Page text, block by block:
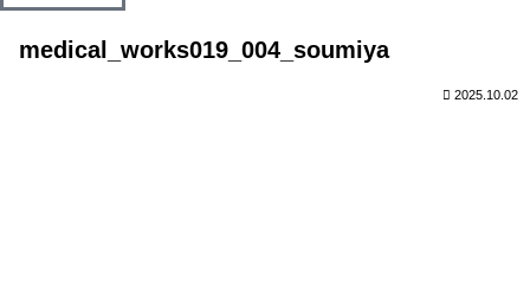
medical_works019_004_soumiya
2025.10.02